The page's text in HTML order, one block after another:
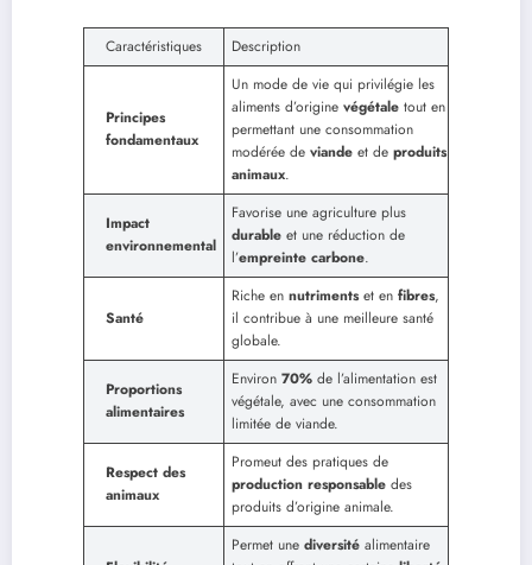
Caractéristiques Description
Principes
fondamentaux
Un mode de vie qui privilégie les
aliments d’origine végétale tout en
permettant une consommation
modérée de viande et de produits
animaux.
Impact
environnemental
Favorise une agriculture plus
durable et une réduction de
l’empreinte carbone.
Santé
Riche en nutrimentset en fibres,
il contribue à une meilleure santé
globale.
Proportions
alimentaires
Environ 70% de l’alimentation est
végétale, avec une consommation
limitée de viande.
Respect des
animaux
Promeut des pratiques de
production responsable des
produits d’origine animale.
Permet une diversité alimentaire